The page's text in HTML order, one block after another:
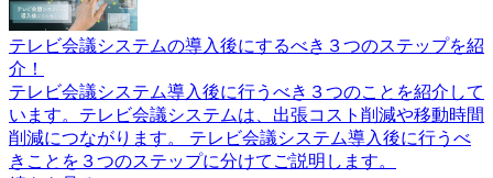
テレビ会議システムの導入後にするべき３つのステップを紹
介！
テレビ会議システム導入後に行うべき３つのことを紹介して
います。テレビ会議システムは、出張コスト削減や移動時間
削減につながります。 テレビ会議システム導入後に行うべ
きことを３つのステップに分けてご説明します。